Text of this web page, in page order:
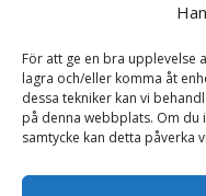
För att ge en bra upplevelse
lagra och/eller komma åt
dessa tekniker kan vi
på denna webbplats. Om
samtycke kan detta påverka
Recensioner
Det finns inga
Bli först med att